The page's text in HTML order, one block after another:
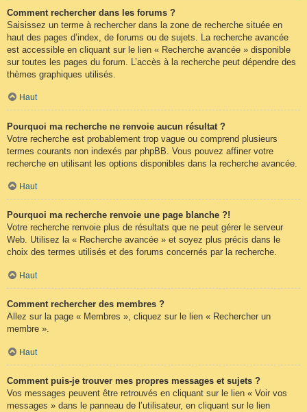
Comment rechercher dans les forums ?
Saisissez un terme à rechercher dans la zone de recherche située en
haut des pages d’index, de forums ou de sujets. La recherche avancée
est accessible en cliquant sur le lien « Recherche avancée » disponible
sur toutes les pages du forum. L’accès à la recherche peut dépendre des
thèmes graphiques utilisés.
Haut
Pourquoi ma recherche ne renvoie aucun résultat ?
Votre recherche est probablement trop vague ou comprend plusieurs
termes courants non indexés par phpBB. Vous pouvez affiner votre
recherche en utilisant les options disponibles dans la recherche avancée.
Haut
Pourquoi ma recherche renvoie une page blanche ?!
Votre recherche renvoie plus de résultats que ne peut gérer le serveur
Web. Utilisez la « Recherche avancée » et soyez plus précis dans le
choix des termes utilisés et des forums concernés par la recherche.
Haut
Comment rechercher des membres ?
Allez sur la page « Membres », cliquez sur le lien « Rechercher un
membre ».
Haut
Comment puis-je trouver mes propres messages et sujets ?
Vos messages peuvent être retrouvés en cliquant sur le lien « Voir vos
messages » dans le panneau de l’utilisateur, en cliquant sur le lien